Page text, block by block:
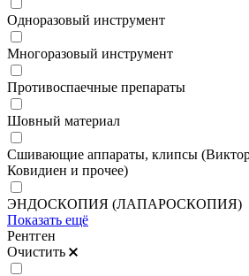
Одноразовый инструмент
Многоразовый инструмент
Противоспаечные препараты
Шовный материал
Сшивающие аппараты, клипсы
Ковидиен и прочее)
ЭНДОСКОПИЯ (ЛАПАРОСКОПИЯ)
Показать ещё
Рентген
Очистить